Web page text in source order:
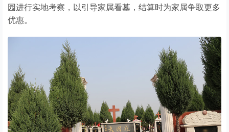
园进行实地考察，以引导家属看墓，结算时为家属争取更多
优惠。